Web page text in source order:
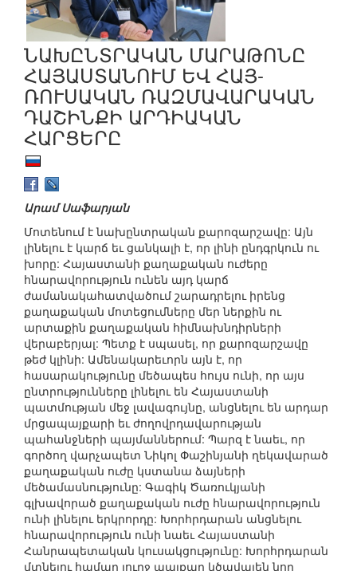
ՆԱԽԸՆՏՐԱԿԱՆ ՄԱՐԱԹՈՆԸ
ՀԱՅԱՍՏԱՆՈՒՄ ԵՎ ՀԱՅ-
ՌՈՒՍԱԿԱՆ ՌԱԶՄԱՎԱՐԱԿԱՆ
ԴԱՇԻՆՔԻ ԱՐԴԻԱԿԱՆ
ՀԱՐՑԵՐԸ
Արամ Սաֆարյան
Մոտենում է նախընտրական քարոզարշավը: Այն
լինելու է կարճ եւ ցանկալի է, որ լինի ընդգրկուն ու
խորը: Հայաստանի քաղաքական ուժերը
հնարավորություն ունեն այդ կարճ
ժամանակահատվածում շարադրելու իրենց
քաղաքական մոտեցումները մեր ներքին ու
արտաքին քաղաքական հիմնախնդիրների
վերաբերյալ: Պետք է սպասել, որ քարոզարշավը
թեժ կլինի: Ամենակարեւորն այն է, որ
հասարակությունը մեծապես հույս ունի, որ այս
ընտրությունները լինելու են Հայաստանի
պատմության մեջ լավագույնը, անցնելու են արդար
մրցապայքարի եւ ժողովրդավարության
պահանջների պայմաններում: Պարզ է նաեւ, որ
գործող վարչապետ Նիկոլ Փաշինյանի ղեկավարած
քաղաքական ուժը կստանա ձայների
մեծամասնությունը: Գագիկ Ծառուկյանի
գլխավորած քաղաքական ուժը հնարավորություն
ունի լինելու երկրորդը: Խորհրդարան անցնելու
հնարավորություն ունի նաեւ Հայաստանի
Հանրապետական կուսակցությունը: Խորհրդարան
մտնելու համար լուրջ պայքար կծավալեն նոր